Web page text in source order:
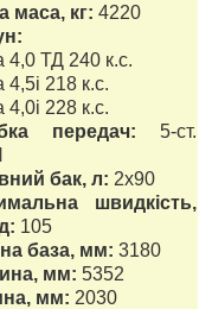
маса, кг: 4220
4,0 ТД 240 к.с.
4,5і 218 к.с.
4,0і 228 к.с.
передач: 5-ст.
бак, л: 2х90
швидкість,
105
база, мм: 3180
мм: 5352
мм: 2030